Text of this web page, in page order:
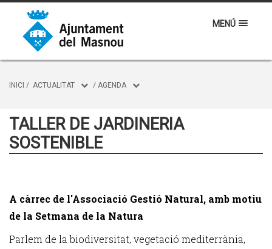
MENÚ
INICI / ACTUALITAT / AGENDA
TALLER DE JARDINERIA
SOSTENIBLE
A càrrec de l'Associació Gestió Natural, amb motiu
de la Setmana de la Natura
Parlem de la biodiversitat, vegetació mediterrània,